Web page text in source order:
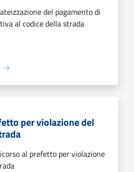
del pagamento di
al codice della strada
per violazione del
al prefetto per violazione